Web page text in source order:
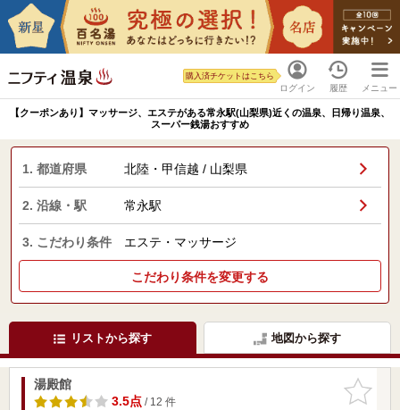
ログイン
購入済チケットはこちら
履歴 メニュー
【クーポンあり】マッサージ、エステがある常永駅(山梨県)近くの温泉、日帰り温泉、
スーパー銭湯おすすめ
1. 都道府県 北陸・甲信越 / 山梨県
2. 沿線・駅 常永駅
3. こだわり条件 エステ・マッサージ
こだわり条件を変更する
リストから探す 地図から探す
お気に入
りに追加
湯殿館
3.5点/ 12 件